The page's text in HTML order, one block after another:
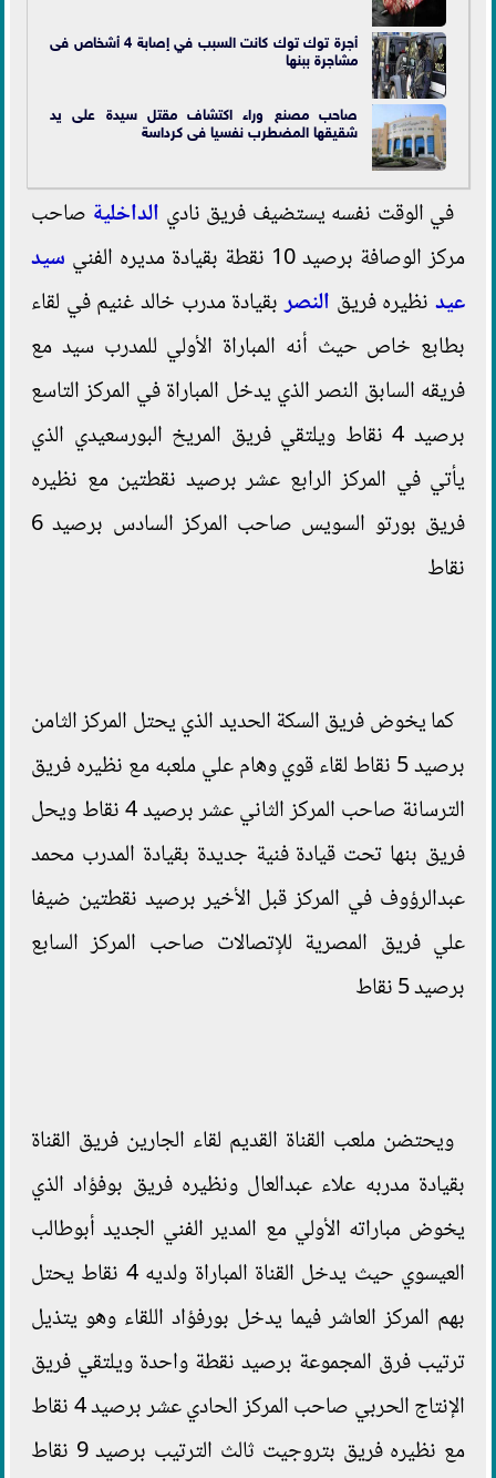
أجرة توك توك كانت السبب في إصابة 4 أشخاص فى
مشاجرة ببنها
صاحب مصنع وراء اكتشاف مقتل سيدة على يد
شقيقها المضطرب نفسيا فى كرداسة
في الوقت نفسه يستضيف فريق نادي الداخلية صاحب
مركز الوصافة برصيد 10 نقطة بقيادة مديره الفني
سيد
عيد نظيره فريق النصربقيادة مدرب خالد غنيم في لقاء
بطابع خاص حيث أنه المباراة الأولي للمدرب سيد مع
فريقه السابق النصر الذي يدخل المباراة في المركز التاسع
برصيد 4 نقاط ويلتقي فريق المريخ البورسعيدي الذي
يأتي في المركز الرابع عشر برصيد نقطتين مع نظيره
فريق بورتو السويس صاحب المركز السادس برصيد 6
نقاط
كما يخوض فريق السكة الحديد الذي يحتل المركز الثامن
برصيد 5 نقاط لقاء قوي وهام علي ملعبه مع نظيره فريق
الترسانة صاحب المركز الثاني عشر برصيد 4 نقاط ويحل
فريق بنها تحت قيادة فنية جديدة بقيادة المدرب محمد
عبدالرؤوف في المركز قبل الأخير برصيد نقطتين ضيفا
علي فريق المصرية للإتصالات صاحب المركز السابع
برصيد 5 نقاط
ويحتضن ملعب القناة القديم لقاء الجارين فريق القناة
بقيادة مدربه علاء عبدالعال ونظيره فريق بوفؤاد الذي
يخوض مباراته الأولي مع المدير الفني الجديد أبوطالب
العيسوي حيث يدخل القناة المباراة ولديه 4 نقاط يحتل
بهم المركز العاشر فيما يدخل بورفؤاد اللقاء وهو يتذيل
ترتيب فرق المجموعة برصيد نقطة واحدة ويلتقي فريق
الإنتاج الحربي صاحب المركز الحادي عشر برصيد 4 نقاط
مع نظيره فريق بتروجيت ثالث الترتيب برصيد 9 نقاط